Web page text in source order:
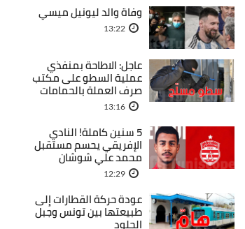
وفاة والد ليونيل ميسي
13:22
عاجل: الاطاحة بمنفذي
عملية السطو على مكتب
صرف العملة بالحمامات
13:16
5 سنين كاملة! النادي
الإفريقي يحسم مستقبل
محمد علي شوشان
12:29
عودة حركة القطارات إلى
طبيعتها بين تونس وجبل
الجلود